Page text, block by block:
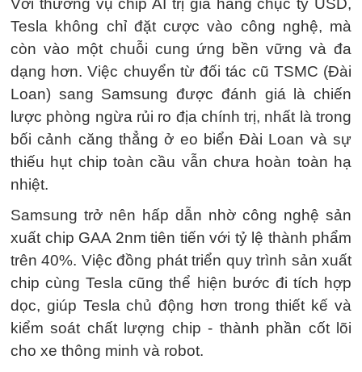
Với thương vụ chip AI trị giá hàng chục tỷ USD,
Tesla không chỉ đặt cược vào công nghệ, mà
còn vào một chuỗi cung ứng bền vững và đa
dạng hơn. Việc chuyển từ đối tác cũ TSMC (Đài
Loan) sang Samsung được đánh giá là chiến
lược phòng ngừa rủi ro địa chính trị, nhất là trong
bối cảnh căng thẳng ở eo biển Đài Loan và sự
thiếu hụt chip toàn cầu vẫn chưa hoàn toàn hạ
nhiệt.
Samsung trở nên hấp dẫn nhờ công nghệ sản
xuất chip GAA 2nm tiên tiến với tỷ lệ thành phẩm
trên 40%. Việc đồng phát triển quy trình sản xuất
chip cùng Tesla cũng thể hiện bước đi tích hợp
dọc, giúp Tesla chủ động hơn trong thiết kế và
kiểm soát chất lượng chip - thành phần cốt lõi
cho xe thông minh và robot.